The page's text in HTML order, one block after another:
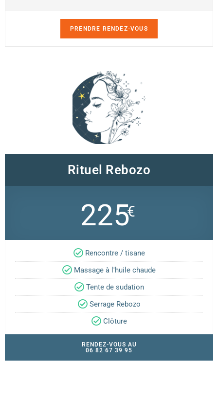
PRENDRE RENDEZ-VOUS
Rituel Rebozo
225€
Rencontre / tisane
Massage à l'huile chaude
Tente de sudation
Serrage Rebozo
Clôture
RENDEZ-VOUS AU
06 82 67 39 95